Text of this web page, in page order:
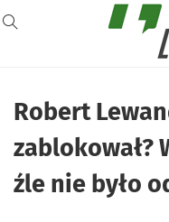
Robert
zablokował?
źle nie było